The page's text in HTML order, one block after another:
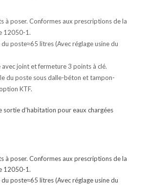
à poser. Conformes aux prescriptions de la
12050-1.
poste≈65 litres (Avec réglage usine du
avec joint et fermeture 3 points à clé.
du poste sous dalle-béton et tampon-
KTF.
sortie d’habitation pour eaux chargées
à poser. Conformes aux prescriptions de la
12050-1.
poste≈65 litres (Avec réglage usine du